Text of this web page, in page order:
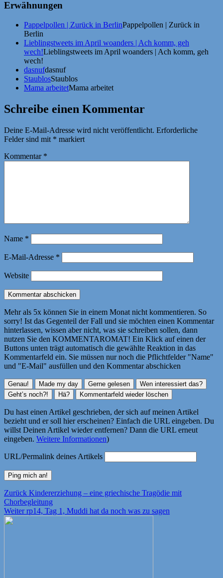
Erwähnungen
Pappelpollen | Zurück in BerlinPappelpollen | Zurück in
Berlin
Lieblingstweets im April woanders | Ach komm, geh
wech!Lieblingstweets im April woanders | Ach komm, geh
wech!
dasnufdasnuf
StaublosStaublos
Mama arbeitetMama arbeitet
Schreibe einen Kommentar
Deine E-Mail-Adresse wird nicht veröffentlicht. Erforderliche
Felder sind mit * markiert
Kommentar *
Name *
E-Mail-Adresse *
Website
Mehr als 5x können Sie in einem Monat nicht kommentieren. So
sorry! Ist das Gegenteil der Fall und sie möchten einen Kommentar
hinterlassen, wissen aber nicht, was sie schreiben sollen, dann
nutzen Sie den KOMMENTAROMAT! Ein Klick auf einen der
Buttons unten trägt automatisch die gewählte Reaktion in das
Kommentarfeld ein. Sie müssen nur noch die Pflichtfelder "Name"
und "E-Mail" ausfüllen und den Kommentar abschicken
Du hast einen Artikel geschrieben, der sich auf meinen Artikel
bezieht und er soll hier erscheinen? Einfach die URL eingeben. Du
willst Deinen Artikel wieder entfernen? Dann die URL erneut
eingeben. Weitere Informationen)
URL/Permalink deines Artikels
Beitragsnavigation
Zurück Vorheriger
Beitrag:
Kindererziehung – eine griechische Tragödie mit
Chorbegleitung
Weiter Nächster
rp14, Tag 1, Muddi hat da noch was zu sagen